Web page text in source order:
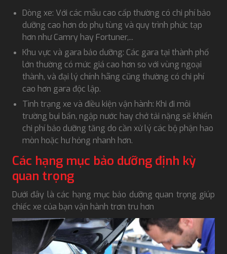
Dòng xe: Với các mẫu cao cấp thường có chi phí bảo
dưỡng cao hơn do phụ tùng và quy trình phức tạp
hơn như Camry hay Fortuner,...
Khu vực và gara bảo dưỡng: Các gara tại thành phố
lớn thường có mức giá cao hơn so với vùng ngoại
thành, và đại lý chính hãng cũng thường có chi phí
cao hơn gara độc lập.
Tình trạng xe và điều kiện vận hành: Khi đi môi
trường bụi bẩn, ngập nước hay chở tải nặng sẽ khiến
chi phí bảo dưỡng tăng do cần xử lý các bộ phận hao
mòn hoặc hư hỏng nhanh hơn.
Các hạng mục bảo dưỡng định kỳ
quan trọng
Dưới đây là các hạng mục bảo dưỡng quan trọng giúp
chiếc xe của bạn vận hành trơn tru hơn